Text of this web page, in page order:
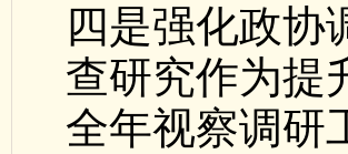
四是强化政协
查研究作为提
全年视察调研